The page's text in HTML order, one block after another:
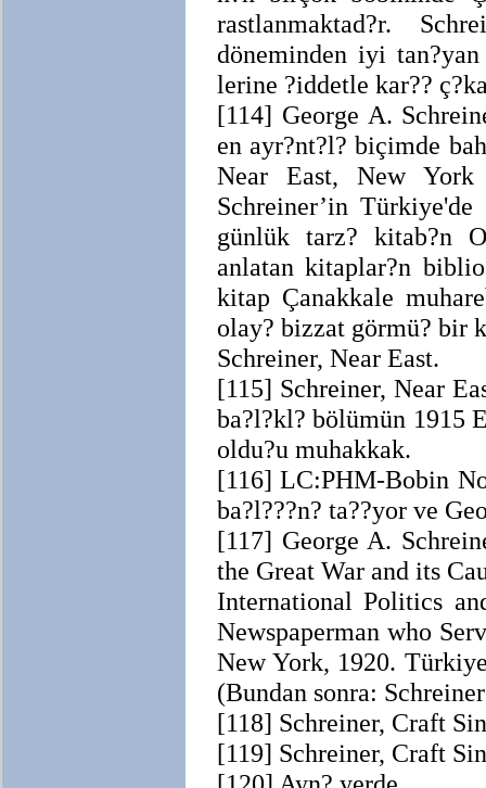
rastlanmaktad?r.
döneminden iyi
lerine ?iddetle kar??
[114] George A.
en ayr?nt?l? biçimde
Near East, New York
Schreiner’in
günlük tarz? kitab?n
anlatan kitaplar?n
kitap Çanakkale
olay? bizzat görmü? bir
Schreiner, Near East.
[115] Schreiner, Near
ba?l?kl? bölümün 1915
oldu?u muhakkak.
[116] LC:PHM-Bobin
ba?l???n? ta??yor ve
[117] George A.
the Great War and its
International Politics
Newspaperman who
New York, 1920.
(Bundan sonra:
[118] Schreiner, Craft
[119] Schreiner, Craft